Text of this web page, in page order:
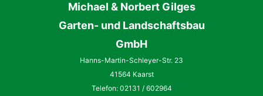
Michael & Norbert Gilges
Garten- und Landschaftsbau
GmbH
Hanns-Martin-Schleyer-Str. 23
41564 Kaarst
Telefon: 02131 / 602964